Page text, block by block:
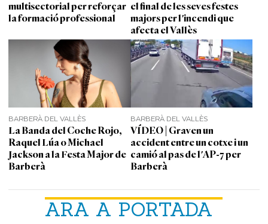
ARA A PORTADA
multisectorial per reforçar
la formació professional
el final de les seves festes
majors per l'incendi que
afecta el Vallès
BARBERÀ DEL VALLÈS
La Banda del Coche Rojo,
Raquel Lúa o Michael
Jackson a la Festa Major de
Barberà
BARBERÀ DEL VALLÈS
VÍDEO | Graven un
accident entre un cotxe i un
camió al pas de l'AP-7 per
Barberà